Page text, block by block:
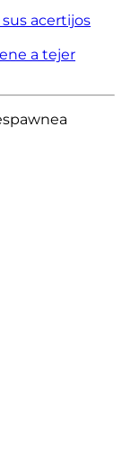
acertijos
a tejer